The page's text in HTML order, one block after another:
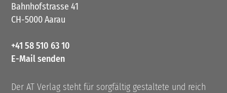
Bahnhofstrasse 41
CH-5000 Aarau
+41 58 510 63 10
E-Mail senden
Der AT Verlag steht für sorgfältig gestaltete und reich